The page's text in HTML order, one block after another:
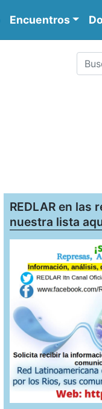
Encuentros
REDLAR en las
nuestra lista